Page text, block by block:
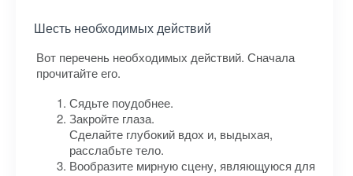
Шесть необходимых действий
Вот перечень необходимых действий. Сначала
прочитайте его.
Сядьте поудобнее.
Закройте глаза.
Сделайте глубокий вдох и, выдыхая,
расслабьте тело.
Вообразите мирную сцену, являющуюся для